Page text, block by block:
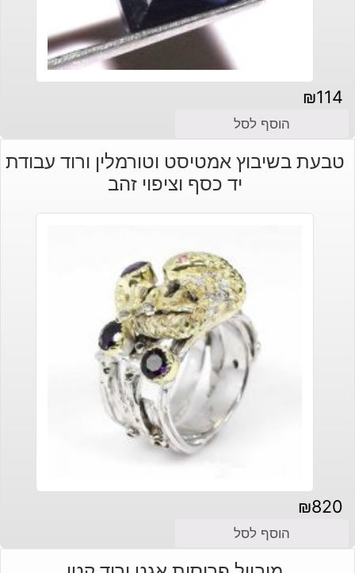
₪114
הוסף לסל
טבעת בשיבוץ אמטיסט וטורמלין ורוד עבודת
יד כסף וציפוי זהב
₪820
הוסף לסל